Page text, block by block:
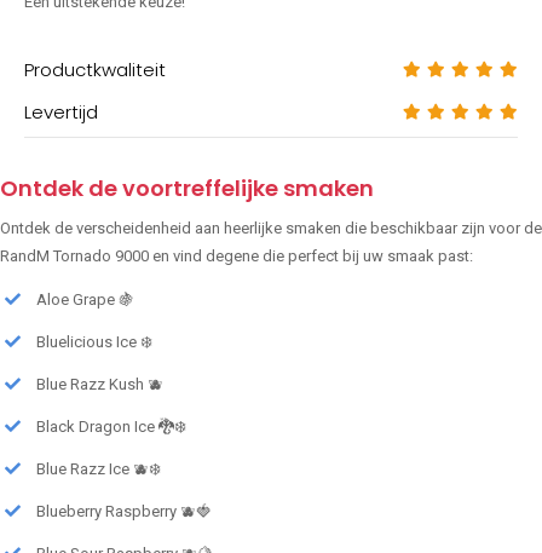
Productkwaliteit
Levertijd
Ontdek de voortreffelijke smaken
Ontdek de verscheidenheid aan heerlijke smaken die beschikbaar zijn voor de
RandM Tornado 9000 en vind degene die perfect bij uw smaak past:
Aloe Grape 🍇
Bluelicious Ice ❄️
Blue Razz Kush 🫐
Black Dragon Ice 🐉❄️
Blue Razz Ice 🫐❄️
Blueberry Raspberry 🫐🍓